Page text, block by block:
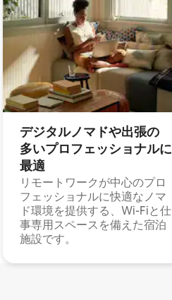
デジタルノマドや出⁠張⁠の
多⁠いプ⁠ロ⁠フ⁠ェ⁠ッ⁠シ⁠ョ⁠ナ⁠ル⁠に
最⁠適
リモートワークが中心のプロ
フェッショナルに快適なノマ
ド環境を提供する、Wi-Fiと仕
事専用スペースを備えた宿泊
施設です。